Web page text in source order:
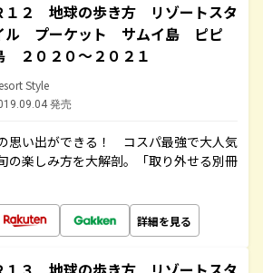
１２ 地球の歩き方 リゾートスタ
ル プーケット サムイ島 ピピ
２０２０～２０２１
Style
発売
思い出ができる！ コスパ最強で大人気
の楽しみ方を大解剖。「取り外せる別冊
詳細を見る